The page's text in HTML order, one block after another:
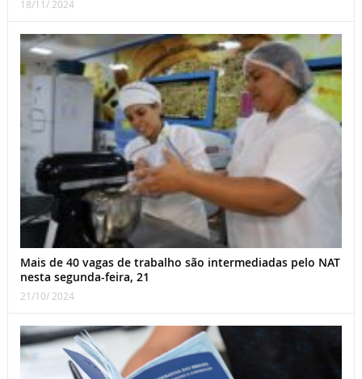
18/11/ 2024
Mais de 40 vagas de trabalho são intermediadas pelo NAT
nesta segunda-feira, 21
21/10/ 2024